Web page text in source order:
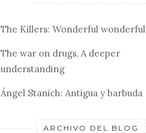
The Killers: Wonderful wonderful
The war on drugs, A deeper
understanding
Ángel Stanich: Antigua y barbuda
ARCHIVO DEL BLOG